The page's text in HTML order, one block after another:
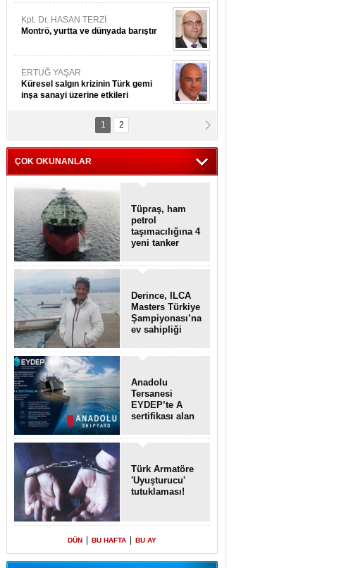
Kpt. Dr. HASAN TERZİ
Montrö, yurtta ve dünyada barıştır
ERTUĞ YAŞAR
Küresel salgın krizinin Türk gemi
inşa sanayi üzerine etkileri
Kpt. MESUT AZMİ GÖKSOY
ithafen...
1 2
ÇOK OKUNANLAR
Tüpraş, ham
petrol
taşımacılığına 4
yeni tanker
Derince, ILCA
Masters Türkiye
Şampiyonası’na
ev sahipliği
Anadolu
Tersanesi
EYDEP’te A
sertifikası alan
Türk Armatöre
'Uyuşturucu'
tutuklaması!
DÜN BU HAFTA BU AY